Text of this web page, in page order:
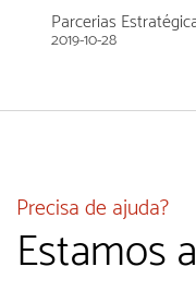
Parcerias
2019-10-28
Precisa de ajuda?
Estamos